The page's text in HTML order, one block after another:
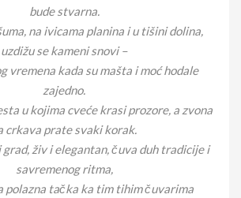
bude stvarna.
na ivicama planina i u tišini dolina,
uzdižu se kameni snovi –
vremena kada su mašta i moć hodale
zajedno.
u kojima cveće krasi prozore, a zvona
crkava prate svaki korak.
živ i elegantan, čuva duh tradicije i
savremenog ritma,
polazna tačka ka tim tihim čuvarima